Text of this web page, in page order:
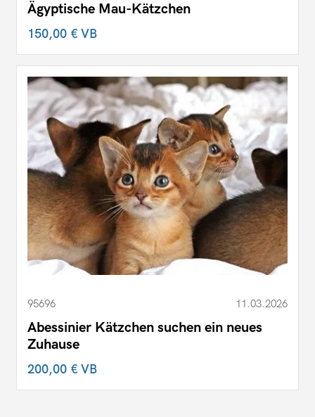
Ägyptische Mau-Kätzchen
150,00 €VB
95696 11.03.2026
Abessinier Kätzchen suchen ein neues
Zuhause
200,00 €VB